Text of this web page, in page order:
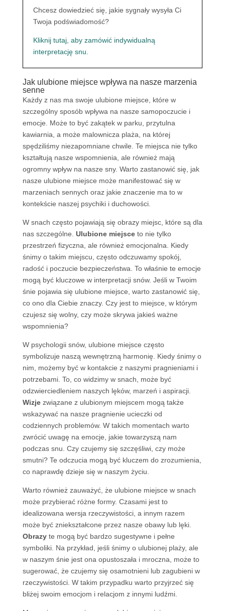
Chcesz dowiedzieć się, jakie sygnały wysyła Ci
Twoja podświadomość?
Kliknij tutaj, aby zamówić indywidualną
interpretację snu.
Jak ulubione miejsce wpływa na nasze marzenia
senne
Każdy z nas ma swoje ulubione miejsce, które w
szczególny sposób wpływa na nasze samopoczucie i
emocje. Może to być zakątek w parku, przytulna
kawiarnia, a może malownicza plaża, na której
spędziliśmy niezapomniane chwile. Te miejsca nie tylko
kształtują nasze wspomnienia, ale również mają
ogromny wpływ na nasze sny. Warto zastanowić się, jak
nasze ulubione miejsce może manifestować się w
marzeniach sennych oraz jakie znaczenie ma to w
kontekście naszej psychiki i duchowości.
W snach często pojawiają się obrazy miejsc, które są dla
nas szczególne. Ulubione miejsceto nie tylko
przestrzeń fizyczna, ale również emocjonalna. Kiedy
śnimy o takim miejscu, często odczuwamy spokój,
radość i poczucie bezpieczeństwa. To właśnie te emocje
mogą być kluczowe w interpretacji snów. Jeśli w Twoim
śnie pojawia się ulubione miejsce, warto zastanowić się,
co ono dla Ciebie znaczy. Czy jest to miejsce, w którym
czujesz się wolny, czy może skrywa jakieś ważne
wspomnienia?
W psychologii snów, ulubione miejsce często
symbolizuje naszą wewnętrzną harmonię. Kiedy śnimy o
nim, możemy być w kontakcie z naszymi pragnieniami i
potrzebami. To, co widzimy w snach, może być
odzwierciedleniem naszych lęków, marzeń i aspiracji.
Wizjezwiązane z ulubionym miejscem mogą także
wskazywać na nasze pragnienie ucieczki od
codziennych problemów. W takich momentach warto
zwrócić uwagę na emocje, jakie towarzyszą nam
podczas snu. Czy czujemy się szczęśliwi, czy może
smutni? Te odczucia mogą być kluczem do zrozumienia,
co naprawdę dzieje się w naszym życiu.
Warto również zauważyć, że ulubione miejsce w snach
może przybierać różne formy. Czasami jest to
idealizowana wersja rzeczywistości, a innym razem
może być zniekształcone przez nasze obawy lub lęki.
Obrazyte mogą być bardzo sugestywne i pełne
symboliki. Na przykład, jeśli śnimy o ulubionej plaży, ale
w naszym śnie jest ona opustoszała i mroczna, może to
sugerować, że czujemy się osamotnieni lub zagubieni w
rzeczywistości. W takim przypadku warto przyjrzeć się
bliżej swoim emocjom i relacjom z innymi ludźmi.